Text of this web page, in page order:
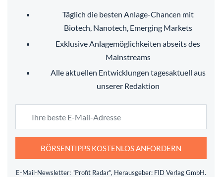
Täglich die besten Anlage-Chancen mit
Biotech, Nanotech, Emerging Markets
Exklusive Anlagemöglichkeiten abseits des
Mainstreams
Alle aktuellen Entwicklungen tagesaktuell aus
unserer Redaktion
BÖRSENTIPPS KOSTENLOS ANFORDERN
E-Mail-Newsletter: "Profit Radar", Herausgeber: FID Verlag GmbH.